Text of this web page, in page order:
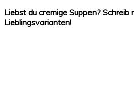
Liebst du cremige Suppen? Schreib
Lieblingsvarianten!